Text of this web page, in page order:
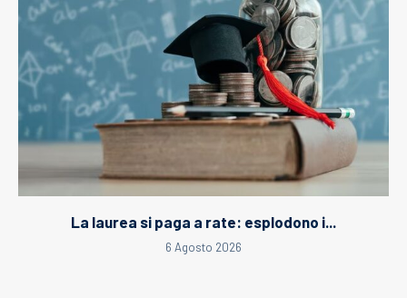
La laurea si paga a rate: esplodono i...
6 Agosto 2026